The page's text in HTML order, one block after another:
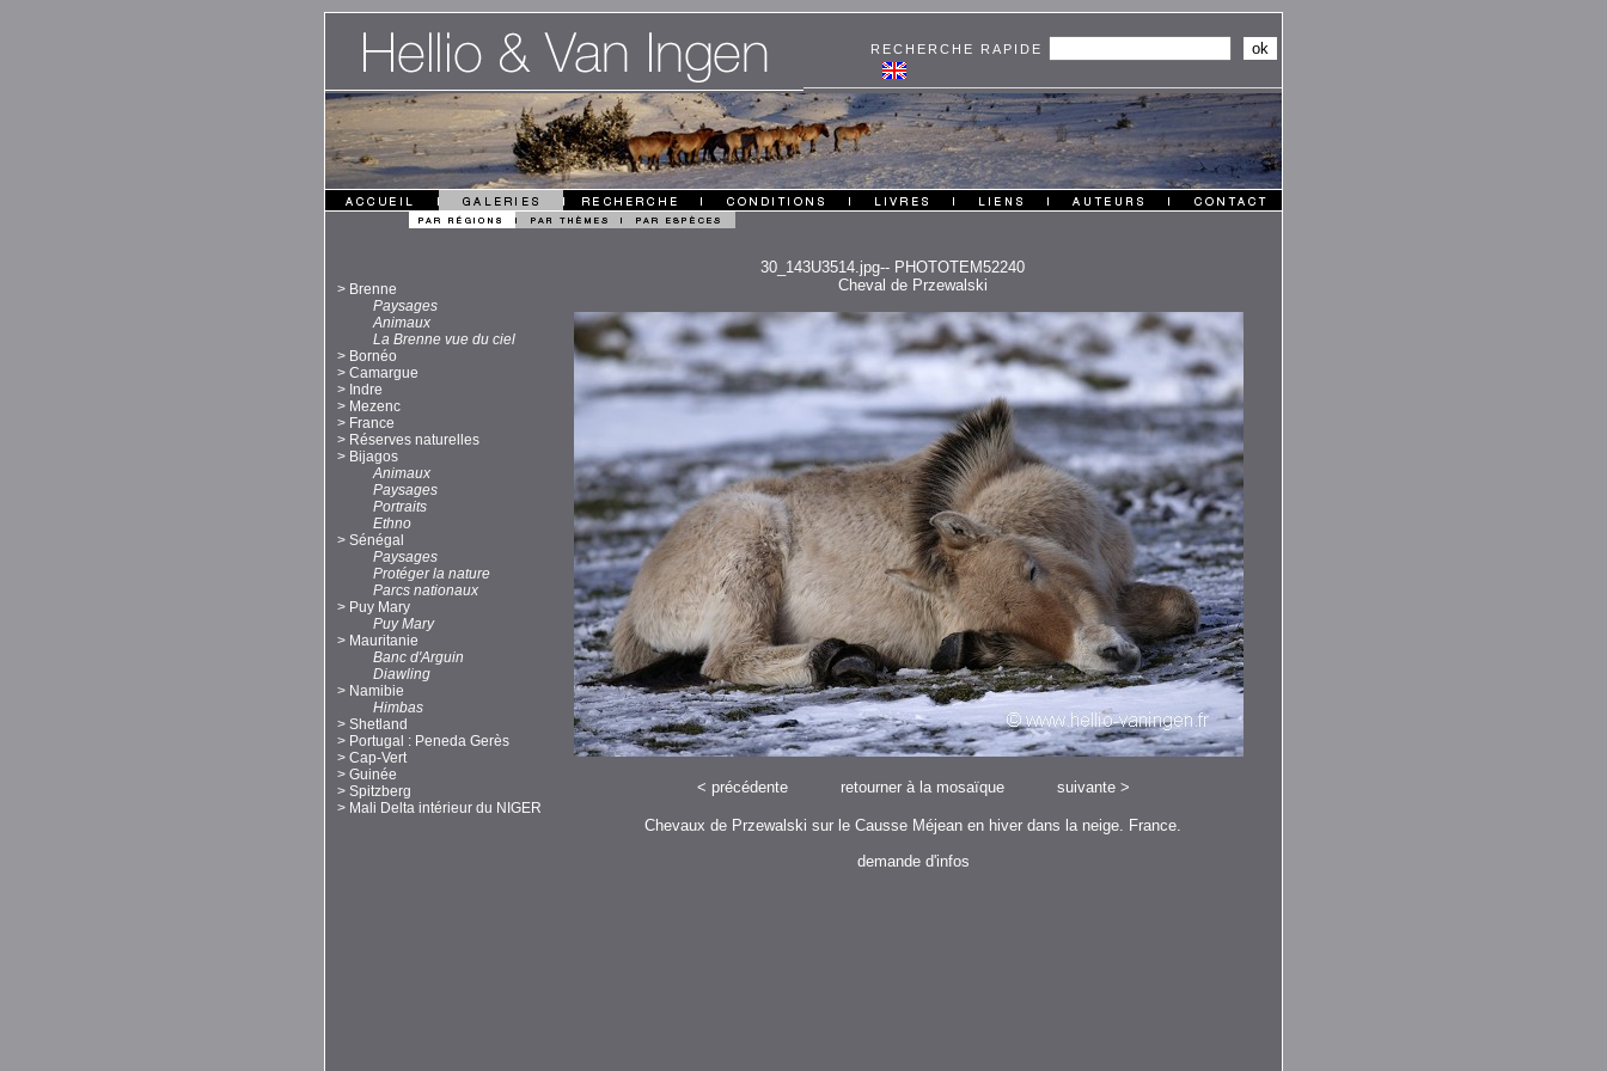
RECHERCHE RAPIDE
30_143U3514.jpg-- PHOTOTEM52240
> Brenne
Paysages
Animaux
La Brenne vue du ciel
> Bornéo
> Camargue
> Indre
> Mezenc
> France
> Réserves naturelles
> Bijagos
Animaux
Paysages
Portraits
Ethno
> Sénégal
Paysages
Protéger la nature
Parcs nationaux
> Puy Mary
Puy Mary
> Mauritanie
Banc d'Arguin
Diawling
> Namibie
Himbas
> Shetland
> Portugal : Peneda Gerès
> Cap-Vert
> Guinée
> Spitzberg
> Mali Delta intérieur du NIGER
Cheval de Przewalski
< précédente retourner à la mosaïque suivante>
Chevaux de Przewalski sur le Causse Méjean en hiver dans la neige. France.
demande d'infos